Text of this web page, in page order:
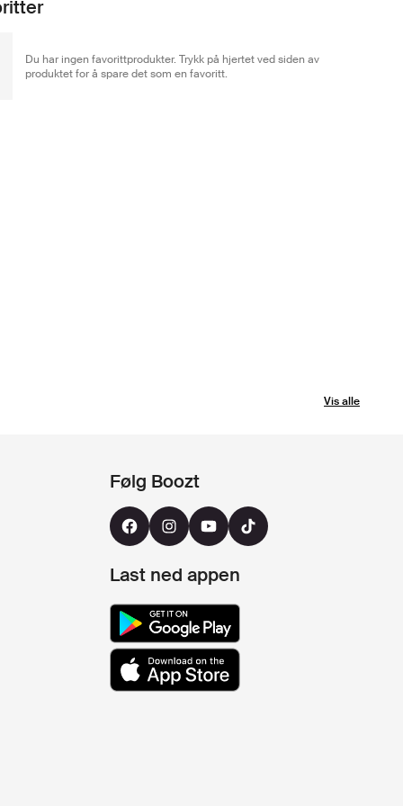
Du har ingen favorittprodukter. Trykk på hjertet ved siden av
produktet for å spare det som en favoritt.
Vis alle
Følg Boozt
Last ned appen